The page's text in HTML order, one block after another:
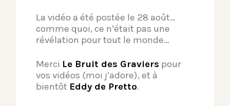
La vidéo a été postée le 28 août…
comme quoi, ce n’était pas une
révélation pour tout le monde…
Merci Le Bruit des Graviers pour
vos vidéos (moi j’adore), et à
bientôt Eddy de Pretto.